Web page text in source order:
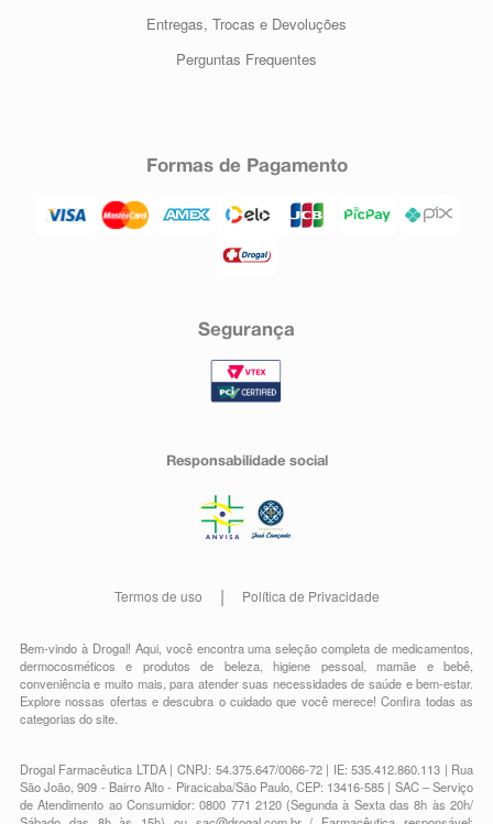
Entregas, Trocas e Devoluções
Perguntas Frequentes
Formas de Pagamento
Segurança
Responsabilidade social
Termos de uso Política de Privacidade
Bem-vindo à Drogal! Aqui, você encontra uma seleção completa demedicamentos
dermocosméticos e produtos de beleza,higiene pessoal,mamãe e bebê
conveniênciae muito mais, para atender suas necessidades de saúde e bem-estar.
Explore nossas ofertas e descubra o cuidado que você merece!Confira todas as
categorias do site.
Drogal Farmacêutica LTDA | CNPJ: 54.375.647/0066-72 | IE: 535.412.860.113 | Rua
São João, 909 - Bairro Alto - Piracicaba/São Paulo, CEP: 13416-585 | SAC – Serviço
de Atendimento ao Consumidor: 0800 771 2120 (Segunda à Sexta das 8h às 20h/